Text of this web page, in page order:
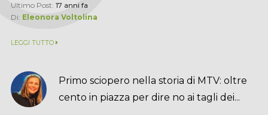
Ultimo Post: 17 anni fa
Di: Eleonora Voltolina
LEGGI TUTTO
Primo sciopero nella storia di MTV: oltre
cento in piazza per dire no ai tagli dei...